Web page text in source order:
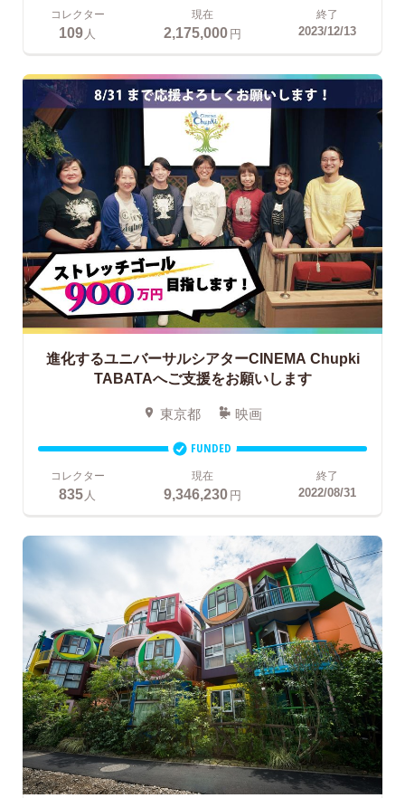
コレクター
109人
現在
2,175,000円
終了
2023/12/13
進化するユニバーサルシアターCINEMA Chupki
TABATAへご支援をお願いします
東京都 映画
FUNDED
コレクター
835 人
現在
9,346,230円
終了
2022/08/31